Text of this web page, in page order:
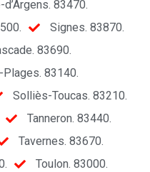
83470.
Signes. 83870.
83690.
83140.
Solliès-Toucas. 83210.
Tanneron. 83440.
Tavernes. 83670.
Toulon. 83000.